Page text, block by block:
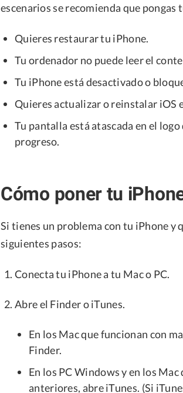
escenarios se recomienda que
Quieres restaurar tu iPhone.
Tu ordenador no puede leer el
Tu iPhone está desactivado o
Quieres actualizar o reinstalar iOS
Tu pantalla está atascada en el
progreso.
Cómo poner tu
Si tienes un problema con tu iPhone y
siguientes pasos:
Conecta tu iPhone a tu Mac o PC.
Abre el Finder o iTunes.
En los Mac que funcionan con
Finder.
En los PC Windows y en los
anteriores, abre iTunes. (Si